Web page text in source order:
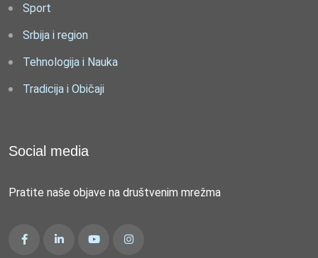
Sport
Srbija i region
Tehnologija i Nauka
Tradicija i Običaji
Social media
Pratite naše objave na društvenim mrežma